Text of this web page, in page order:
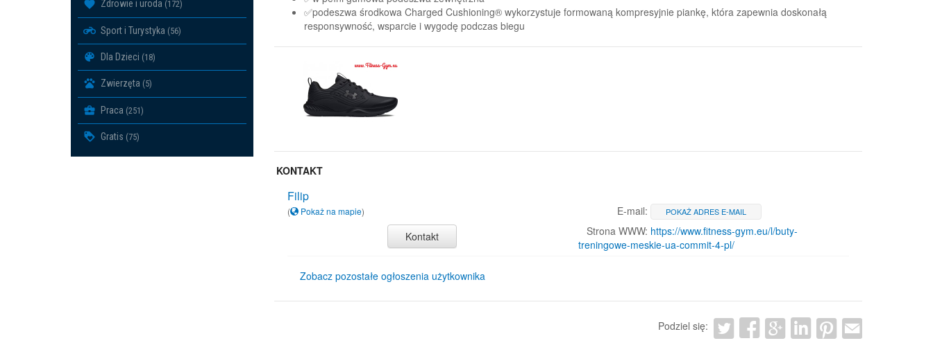
Zdrowie i uroda (172)
Sport i Turystyka (56)
Dla Dzieci (18)
Zwierzęta (5)
Praca (251)
Gratis (75)
✅podeszwa środkowa Charged Cushioning® wykorzystuje formowaną kompresyjnie piankę, która zapewnia doskonałą
responsywność, wsparcie i wygodę podczas biegu
KONTAKT
Filip
( Pokaż na mapie)
Kontakt
E-mail: POKAŻ ADRES E-MAIL
Strona WWW: https://www.fitness-gym.eu/l/buty-
treningowe-meskie-ua-commit-4-pl/
Zobacz pozostałe ogłoszenia użytkownika
Podziel się: